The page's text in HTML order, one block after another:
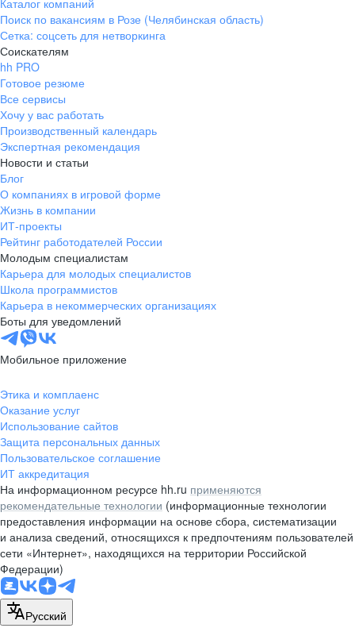
706 каб.
+7 861 205-55-57
pr@krd.hh.ru
Владивосток
пер. Ланинский д. 4, офис 3.4
+7 423 202-33-28
pr@dv.hh.ru
Новосибирск
ул. Большевистская, д. 35,
помещение 21
+7 383 207-94-64
pr@nsk.hh.ru
Минск
пр-т Дзержинского, д. 57,
10 этаж, помещение 45-1
pr@rabota.by
Алматы
пр. Абая, д. 151, БЦ Алатау,
12 этаж, офис 1209
+7 727 232-13-13
pr@headhunter.com.kz
Каталог компаний
Поиск по вакансиям в Розе (Челябинская область)
Сетка: соцсеть для нетворкинга
Соискателям
hh PRO
Готовое резюме
Все сервисы
Хочу у вас работать
Производственный календарь
Экспертная рекомендация
Новости и статьи
Блог
О компаниях в игровой форме
Жизнь в компании
ИТ-проекты
Рейтинг работодателей России
Молодым специалистам
Карьера для молодых специалистов
Школа программистов
Карьера в некоммерческих организациях
Боты для уведомлений
Мобильное приложение
Этика и комплаенс
Оказание услуг
Использование сайтов
Защита персональных данных
Пользовательское соглашение
ИТ аккредитация
На информационном ресурсе hh.ru применяются
рекомендательные технологии (информационные технологии
предоставления информации на основе сбора, систематизации
и анализа сведений, относящихся к предпочтениям пользователей
сети «Интернет», находящихся на территории Российской
Федерации)
Русский